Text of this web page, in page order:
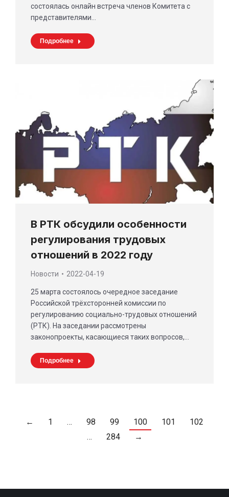
состоялась онлайн встреча членов Комитета с
представителями…
Подробнее
В РТК обсудили особенности
регулирования трудовых
отношений в 2022 году
Новости 2022-04-19
25 марта состоялось очередное заседание
Российской трёхсторонней комиссии по
регулированию социально-трудовых отношений
(РТК). На заседании рассмотрены
законопроекты, касающиеся таких вопросов,…
Подробнее
← 1 … 98 99 100 101
102
…
284 →